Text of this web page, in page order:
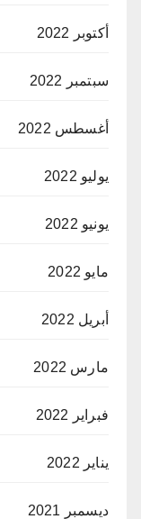
أكتوبر 2022
سبتمبر 2022
أغسطس 2022
يوليو 2022
يونيو 2022
مايو 2022
أبريل 2022
مارس 2022
فبراير 2022
يناير 2022
ديسمبر 2021